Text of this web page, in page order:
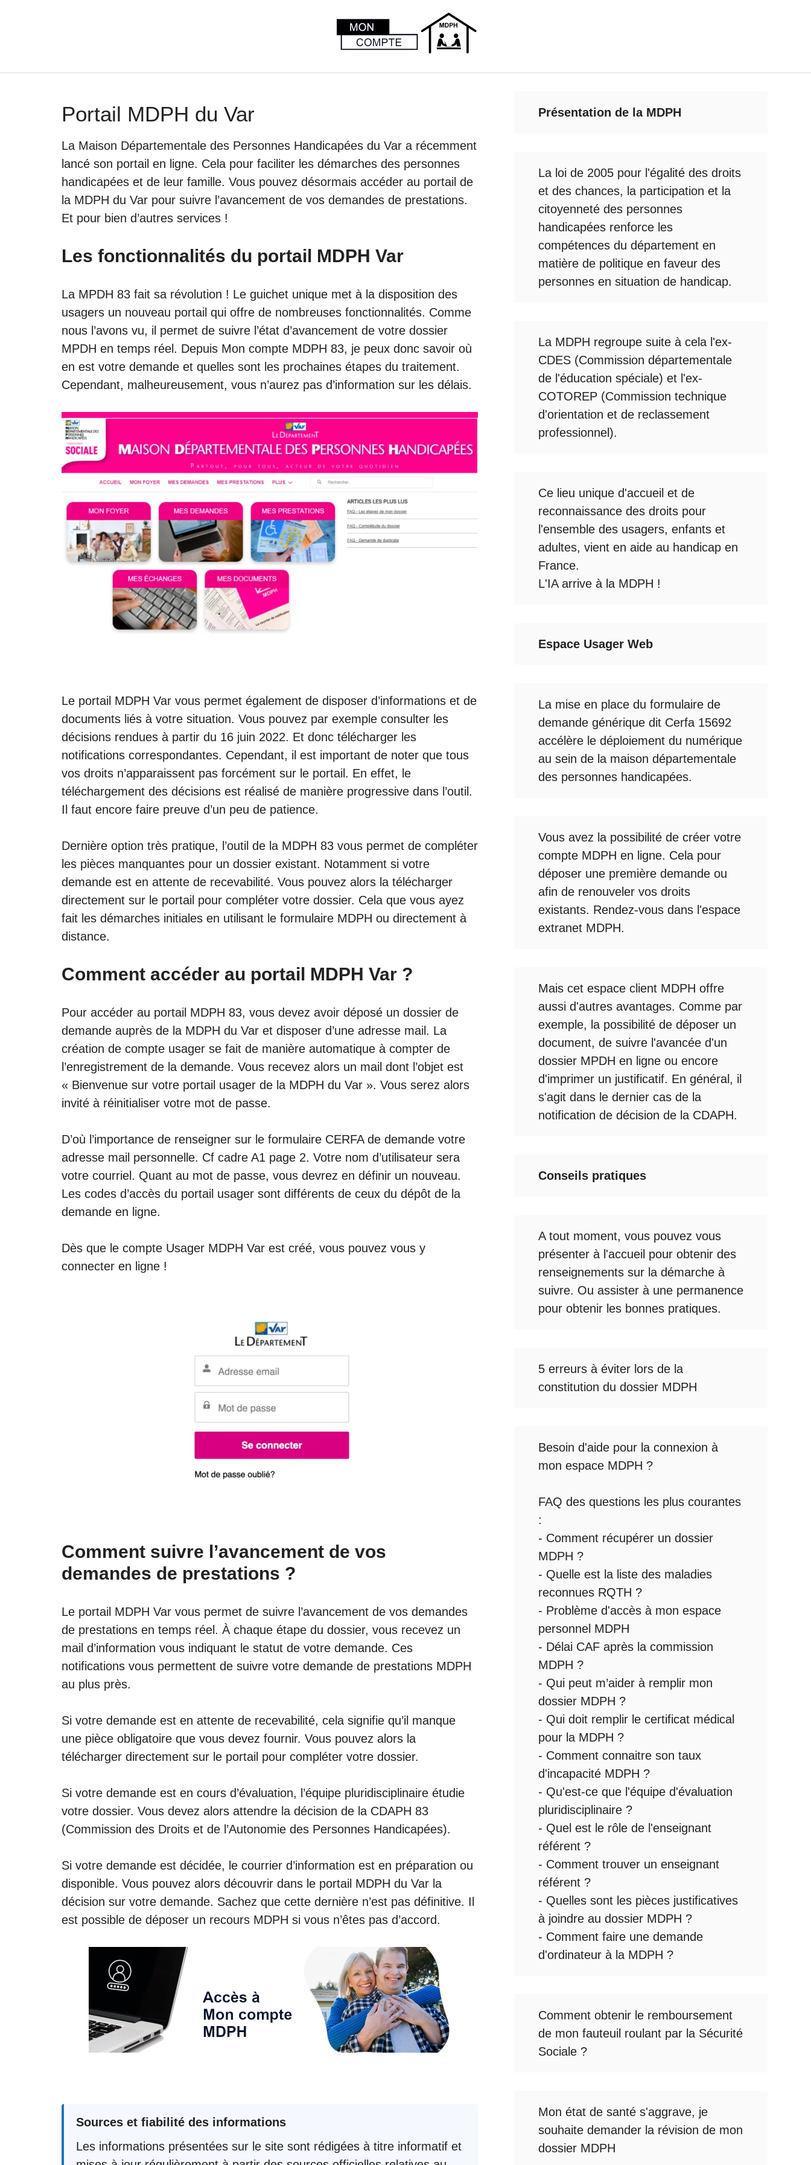
Portail MDPH du Var
La Maison Départementale des Personnes Handicapées du Var a récemment
lancé son portail en ligne. Cela pour faciliter les démarches des personnes
handicapées et de leur famille. Vous pouvez désormais accéder au portail de
la MDPH du Var pour suivre l’avancement de vos demandes de prestations.
Et pour bien d’autres services !
Les fonctionnalités du portail MDPH Var
La MPDH 83 fait sa révolution ! Le guichet unique met à la disposition des
usagers un nouveau portail qui offre de nombreuses fonctionnalités. Comme
nous l’avons vu, il permet de suivre l’état d’avancement de votre dossier
MPDH en temps réel. Depuis Mon compte MDPH 83, je peux donc savoir où
en est votre demande et quelles sont les prochaines étapes du traitement.
Cependant, malheureusement, vous n’aurez pas d’information sur les délais.
Le portail MDPH Var vous permet également de disposer d’informations et de
documents liés à votre situation. Vous pouvez par exemple consulter les
décisions rendues à partir du 16 juin 2022. Et donc télécharger les
notifications correspondantes. Cependant, il est important de noter que tous
vos droits n’apparaissent pas forcément sur le portail. En effet, le
téléchargement des décisions est réalisé de manière progressive dans l’outil.
Il faut encore faire preuve d’un peu de patience.
Dernière option très pratique, l’outil de la MDPH 83 vous permet de compléter
les pièces manquantes pour un dossier existant. Notamment si votre
demande est en attente de recevabilité. Vous pouvez alors la télécharger
directement sur le portail pour compléter votre dossier. Cela que vous ayez
fait les démarches initiales en utilisant le formulaire MDPH ou directement à
distance.
Comment accéder au portail MDPH Var ?
Pour accéder au portail MDPH 83, vous devez avoir déposé un dossier de
demande auprès de la MDPH du Var et disposer d’une adresse mail. La
création de compte usager se fait de manière automatique à compter de
l’enregistrement de la demande. Vous recevez alors un mail dont l’objet est
« Bienvenue sur votre portail usager de la MDPH du Var ». Vous serez alors
invité à réinitialiser votre mot de passe.
D’où l’importance de renseigner sur le formulaire CERFA de demande votre
adresse mail personnelle. Cf cadre A1 page 2. Votre nom d’utilisateur sera
votre courriel. Quant au mot de passe, vous devrez en définir un nouveau.
Les codes d’accès du portail usager sont différents de ceux du dépôt de la
demande en ligne.
Dès que le compte Usager MDPH Var est créé, vous pouvez vous y
connecter en ligne !
Comment suivre l’avancement de vos
demandes de prestations ?
Le portail MDPH Var vous permet de suivre l’avancement de vos demandes
de prestations en temps réel. À chaque étape du dossier, vous recevez un
mail d’information vous indiquant le statut de votre demande. Ces
notifications vous permettent de suivre votre demande de prestations MDPH
au plus près.
Si votre demande est en attente de recevabilité, cela signifie qu’il manque
une pièce obligatoire que vous devez fournir. Vous pouvez alors la
télécharger directement sur le portail pour compléter votre dossier.
Si votre demande est en cours d’évaluation, l’équipe pluridisciplinaire étudie
votre dossier. Vous devez alors attendre la décision de la CDAPH 83
(Commission des Droits et de l’Autonomie des Personnes Handicapées).
Si votre demande est décidée, le courrier d’information est en préparation ou
disponible. Vous pouvez alors découvrir dans le portail MDPH du Var la
décision sur votre demande. Sachez que cette dernière n’est pas définitive. Il
est possible de déposer un recours MDPH si vous n’êtes pas d’accord.
Sources et fiabilité des informations
Les informations présentées sur le site sont rédigées à titre informatif et
Présentation de la MDPH
La loi de 2005 pour l'égalité des droits
et des chances, la participation et la
citoyenneté des personnes
handicapées renforce les
compétences du département en
matière de politique en faveur des
personnes en situation de handicap.
La MDPH regroupe suite à cela l'ex-
CDES (Commission départementale
de l'éducation spéciale) et l'ex-
COTOREP (Commission technique
d'orientation et de reclassement
professionnel).
Ce lieu unique d'accueil et de
reconnaissance des droits pour
l'ensemble des usagers, enfants et
adultes, vient en aide au handicap en
France.
L'IA arrive à la MDPH !
Espace Usager Web
La mise en place du formulaire de
demande générique dit Cerfa 15692
accélère le déploiement du numérique
au sein de la maison départementale
des personnes handicapées.
Vous avez la possibilité de créer votre
compte MDPH en ligne. Cela pour
déposer une première demande ou
afin de renouveler vos droits
existants. Rendez-vous dans l'espace
extranet MDPH.
Mais cet espace client MDPH offre
aussi d'autres avantages. Comme par
exemple, la possibilité de déposer un
document, de suivre l'avancée d'un
dossier MPDH en ligne ou encore
d'imprimer un justificatif. En général, il
s'agit dans le dernier cas de la
notification de décision de la CDAPH.
Conseils pratiques
A tout moment, vous pouvez vous
présenter à l'accueil pour obtenir des
renseignements sur la démarche à
suivre. Ou assister à une permanence
pour obtenir les bonnes pratiques.
5 erreurs à éviter lors de la
constitution du dossier MDPH
Besoin d'aide pour la connexion à
mon espace MDPH ?
FAQ des questions les plus courantes
:
- Comment récupérer un dossier
MDPH ?
- Quelle est la liste des maladies
reconnues RQTH ?
- Problème d'accès à mon espace
personnel MDPH
- Délai CAF après la commission
MDPH ?
- Qui peut m’aider à remplir mon
dossier MDPH ?
- Qui doit remplir le certificat médical
pour la MDPH ?
- Comment connaitre son taux
d'incapacité MDPH ?
- Qu'est-ce que l'équipe d'évaluation
pluridisciplinaire ?
- Quel est le rôle de l'enseignant
référent ?
- Comment trouver un enseignant
référent ?
- Quelles sont les pièces justificatives
à joindre au dossier MDPH ?
- Comment faire une demande
d'ordinateur à la MDPH ?
Comment obtenir le remboursement
de mon fauteuil roulant par la Sécurité
Sociale ?
Mon état de santé s'aggrave, je
souhaite demander la révision de mon
dossier MDPH